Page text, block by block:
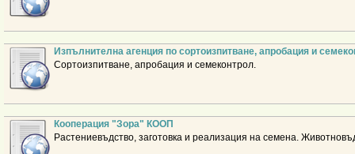
Изпълнителна агенция по сортоизпитване, апробация и
Сортоизпитване, апробация и семеконтрол.
Кооперация "Зора" КООП
Растениевъдство, заготовка и реализация на семена.